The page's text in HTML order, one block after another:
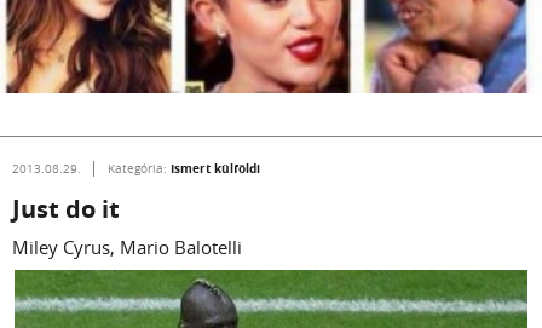
2013.08.29. Kategória: Ismert külföldi
Just do it
Miley Cyrus, Mario Balotelli